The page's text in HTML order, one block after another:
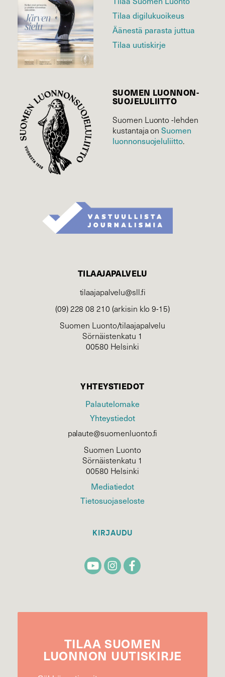
Tilaa digilukuoikeus
Äänestä parasta juttua
Tilaa uutiskirje
SUOMEN LUONNON­
SUOJELU­LIITTO
Suomen Luonto -lehden
kustantaja onSuomen
luonnonsuojelu­liitto.
TILAAJAPALVELU
tilaajapalvelu@sll.fi
(09) 228 08 210 (arkisin klo 9-15)
Suomen Luonto/tilaajapalvelu
Sörnäistenkatu 1
00580 Helsinki
YHTEYSTIEDOT
Palautelomake
Yhteystiedot
palaute@suomenluonto.fi
Suomen Luonto
Sörnäistenkatu 1
00580 Helsinki
Mediatiedot
Tietosuojaseloste
KIRJAUDU
TILAA SUOMEN
LUONNON UUTIS­KIRJE